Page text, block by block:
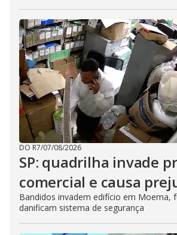
DO R7/07/08/2026
SP: quadrilha invade
comercial e causa
Bandidos invadem edifício em Moema,
danificam sistema de segurança